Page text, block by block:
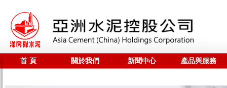
首 頁 關於我們 新聞中心
產品與服務